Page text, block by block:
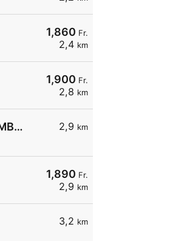
1,860 Fr.
2,4 km
1,900 Fr.
2,8 km
2,9 km
MIGROL SERVICE KRIENS GMBH.
1,890 Fr.
2,9 km
3,2 km